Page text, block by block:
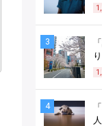
3
4